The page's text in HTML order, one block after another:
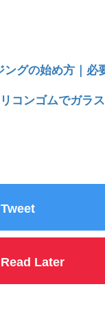
ングの始め方｜必
コンゴムでガラ
Tweet
Read Later